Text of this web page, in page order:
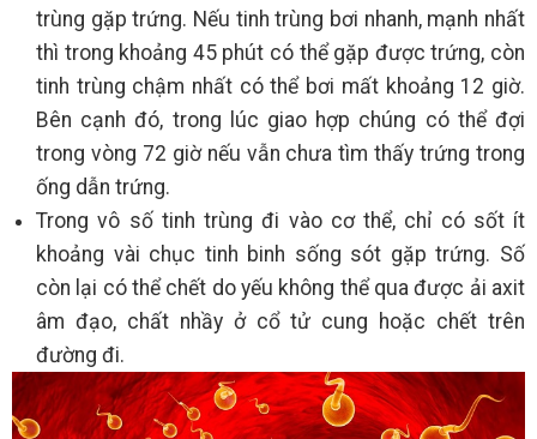
trùng gặp trứng. Nếu tinh trùng bơi nhanh, mạnh nhất
thì trong khoảng 45 phút có thể gặp được trứng, còn
tinh trùng chậm nhất có thể bơi mất khoảng 12 giờ.
Bên cạnh đó, trong lúc giao hợp chúng có thể đợi
trong vòng 72 giờ nếu vẫn chưa tìm thấy trứng trong
ống dẫn trứng.
Trong vô số tinh trùng đi vào cơ thể, chỉ có sốt ít
khoảng vài chục tinh binh sống sót gặp trứng. Số
còn lại có thể chết do yếu không thể qua được ải axit
âm đạo, chất nhầy ở cổ tử cung hoặc chết trên
đường đi.